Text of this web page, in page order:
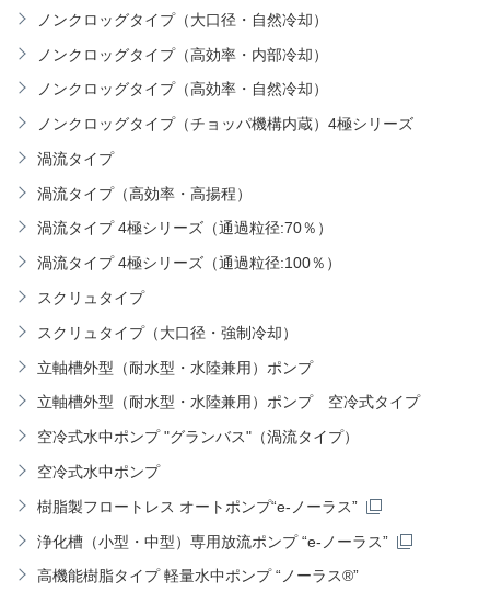
ノンクロッグタイプ（大口径・自然冷却）
ノンクロッグタイプ（高効率・内部冷却）
ノンクロッグタイプ（高効率・自然冷却）
ノンクロッグタイプ（チョッパ機構内蔵）4極シリーズ
渦流タイプ
渦流タイプ（高効率・高揚程）
渦流タイプ 4極シリーズ（通過粒径:70％）
渦流タイプ 4極シリーズ（通過粒径:100％）
スクリュタイプ
スクリュタイプ（大口径・強制冷却）
立軸槽外型（耐水型・水陸兼用）ポンプ
立軸槽外型（耐水型・水陸兼用）ポンプ 空冷式タイプ
空冷式水中ポンプ "グランバス"（渦流タイプ）
空冷式水中ポンプ
樹脂製フロートレス オートポンプ“e-ノーラス”
浄化槽（小型・中型）専用放流ポンプ “e-ノーラス”
高機能樹脂タイプ 軽量水中ポンプ “ノーラス®”